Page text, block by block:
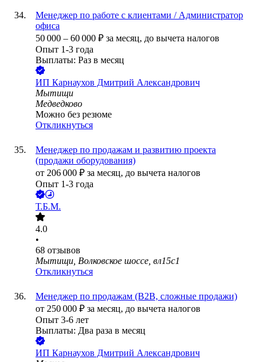
Менеджер по работе с клиентами / Администратор
офиса
50 000 – 60 000 ₽ за месяц, до вычета налогов
Опыт 1-3 года
Выплаты: Раз в месяц
ИП Карнаухов Дмитрий Александрович
Мытищи
Медведково
Можно без резюме
Откликнуться
Менеджер по продажам и развитию проекта
(продажи оборудования)
от 206 000 ₽ за месяц, до вычета налогов
Опыт 1-3 года
Т.Б.М.
4.0
•
68 отзывов
Мытищи, Волковское шоссе, вл15с1
Откликнуться
Менеджер по продажам (B2B, сложные продажи)
от 250 000 ₽ за месяц, до вычета налогов
Опыт 3-6 лет
Выплаты: Два раза в месяц
ИП Карнаухов Дмитрий Александрович